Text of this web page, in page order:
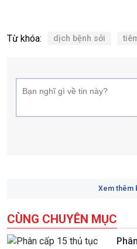
Từ khóa: dịch bệnh sởi
Xem thêm
CÙNG CHUYÊN MỤC